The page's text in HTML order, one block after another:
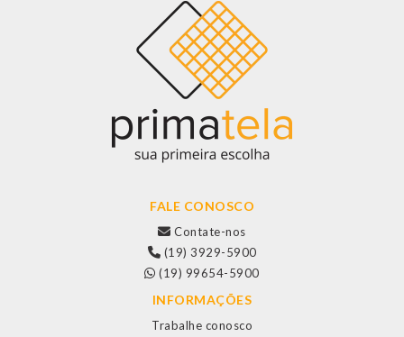
FALE CONOSCO
Contate-nos
(19) 3929-5900
(19) 99654-5900
INFORMAÇÕES
Trabalhe conosco